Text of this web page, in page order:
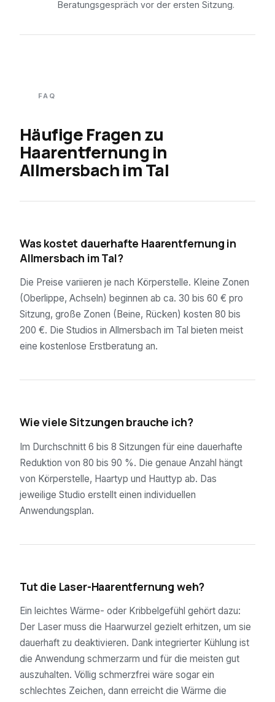
Beratungsgespräch vor der ersten Sitzung.
FAQ
Häufige Fragen zu
Haarentfernung in
Allmersbach im Tal
Was kostet dauerhafte Haarentfernung in
Allmersbach im Tal?
Die Preise variieren je nach Körperstelle. Kleine Zonen
(Oberlippe, Achseln) beginnen ab ca. 30 bis 60 € pro
Sitzung, große Zonen (Beine, Rücken) kosten 80 bis
200 €. Die Studios in Allmersbach im Tal bieten meist
eine kostenlose Erstberatung an.
Wie viele Sitzungen brauche ich?
Im Durchschnitt 6 bis 8 Sitzungen für eine dauerhafte
Reduktion von 80 bis 90 %. Die genaue Anzahl hängt
von Körperstelle, Haartyp und Hauttyp ab. Das
jeweilige Studio erstellt einen individuellen
Anwendungsplan.
Tut die Laser-Haarentfernung weh?
Ein leichtes Wärme- oder Kribbelgefühl gehört dazu:
Der Laser muss die Haarwurzel gezielt erhitzen, um sie
dauerhaft zu deaktivieren. Dank integrierter Kühlung ist
die Anwendung schmerzarm und für die meisten gut
auszuhalten. Völlig schmerzfrei wäre sogar ein
schlechtes Zeichen, dann erreicht die Wärme die